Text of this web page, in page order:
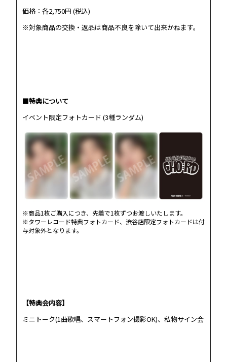
価格：各2,750円 (税込)
※対象商品の交換・返品は商品不良を除いて出来かねます。
■特典について
イベント限定フォトカード (3種ランダム)
※商品1枚ご購入につき、先着で1枚ずつお渡しいたします。
※タワーレコード特典フォトカード、渋谷店限定フォトカードは付
与対象外となります。
【特典会内容】
ミニトーク(1曲歌唱、スマートフォン撮影OK)、私物サイン会